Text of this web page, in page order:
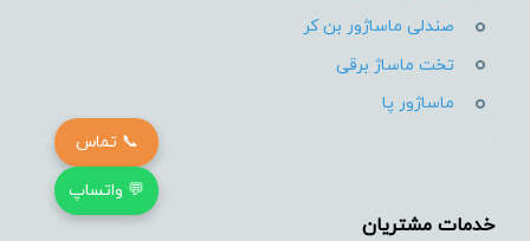
صندلی ماساژور بن کر
تخت ماساژ برقی
ماساژور پا
خدمات مشتریان
📞 تماس
💬 واتساپ